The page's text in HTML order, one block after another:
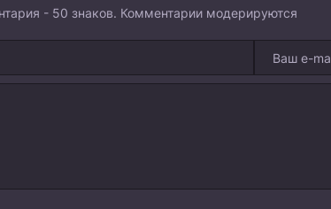
- 50 знаков. Комментарии модерируются